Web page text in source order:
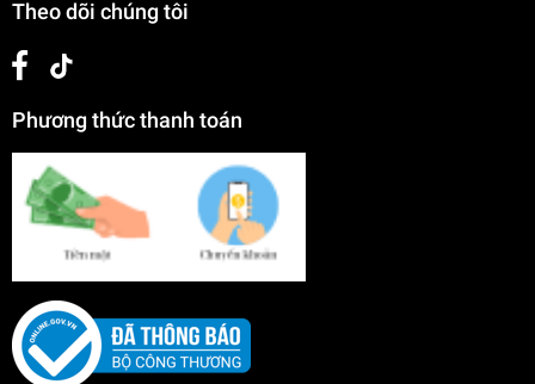
Theo dõi chúng tôi
Phương thức thanh toán